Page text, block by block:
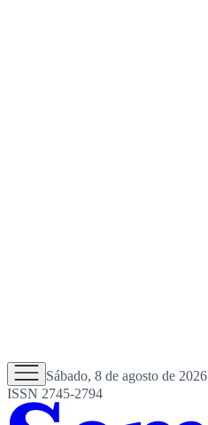
Sábado, 8 de agosto de 2026
ISSN 2745-2794